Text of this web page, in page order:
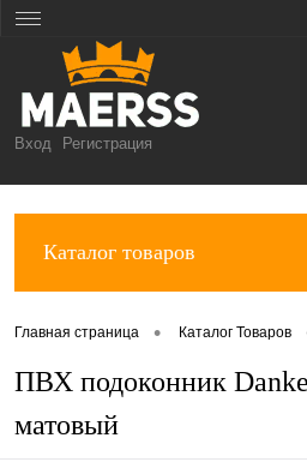
Вход Регистрация
Каталог товаров
Главная страница • Каталог Товаров
ПВХ подоконник
матовый